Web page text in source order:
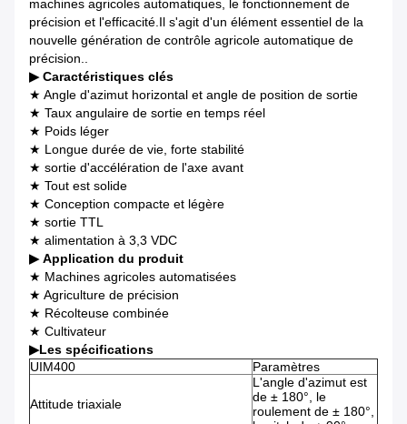
machines agricoles automatiques, le fonctionnement de
précision et l'efficacité.Il s'agit d'un élément essentiel de la
nouvelle génération de contrôle agricole automatique de
précision..
▶ Caractéristiques clés
★ Angle d'azimut horizontal et angle de position de sortie
★ Taux angulaire de sortie en temps réel
★ Poids léger
★ Longue durée de vie, forte stabilité
★ sortie d'accélération de l'axe avant
★ Tout est solide
★ Conception compacte et légère
★ sortie TTL
★ alimentation à 3,3 VDC
▶ Application du produit
★ Machines agricoles automatisées
★ Agriculture de précision
★ Récolteuse combinée
★ Cultivateur
▶Les spécifications
UIM400
Paramètres
Attitude triaxiale
L'angle d'azimut est
de ± 180°, le
roulement de ± 180°,